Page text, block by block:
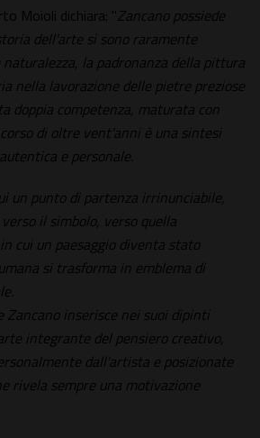
Moioli dichiara: "Zancano possiede
dell'arte si sono raramente
la padronanza della pittura
nella lavorazione delle pietre preziose
doppia competenza, maturata con
di oltre vent'anni è una sintesi
e personale.
un punto di partenza irrinunciabile,
il simbolo, verso quella
cui un paesaggio diventa stato
si trasforma in emblema di
Zancano inserisce nei suoi dipinti
integrante del pensiero creativo,
dall'artista e posizionate
rivela sempre una motivazione